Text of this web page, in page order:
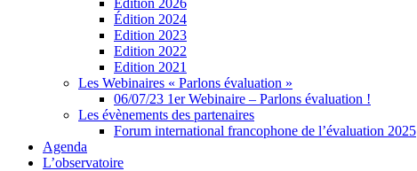
Édition 2026
Édition 2024
Edition 2023
Edition 2022
Edition 2021
Les Webinaires « Parlons évaluation »
06/07/23 1er Webinaire – Parlons évaluation !
Les évènements des partenaires
Forum international francophone de l’évaluation 2025
Agenda
L’observatoire